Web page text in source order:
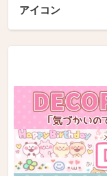
アイコン